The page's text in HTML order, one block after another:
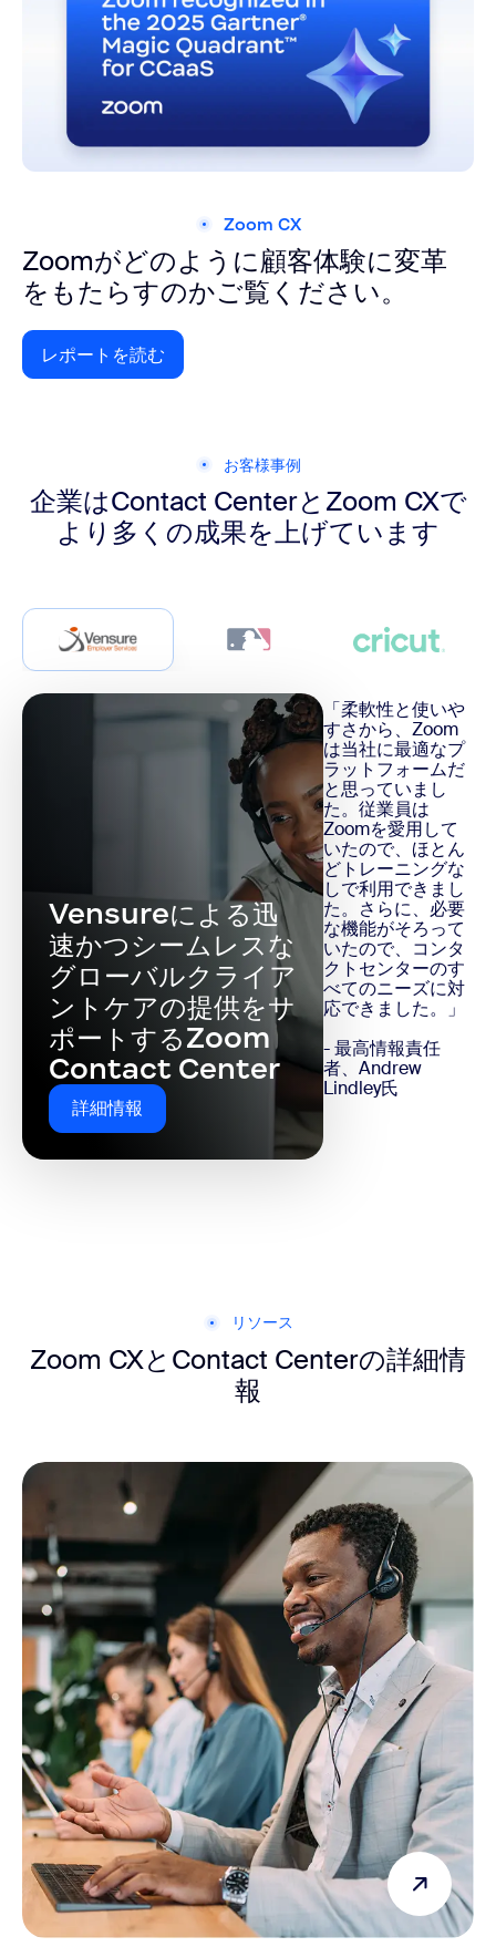
Zoom CX
Zoomがどのように顧客体験に変革
をもたらすのかご覧ください。
レポートを読むアプリや連携についての詳細を見る
お客様事例
企業はContact CenterとZoom CXで
より多くの成果を上げています
Vensureによる迅
速かつシームレスな
グローバルクライア
ントケアの提供をサ
ポートするZoom
Contact Center
詳細情報
「柔軟性と使いや
すさから、Zoom
は当社に最適なプ
ラットフォームだ
と思っていまし
た。従業員は
Zoomを愛用して
いたので、ほとん
どトレーニングな
しで利用できまし
た。さらに、必要
な機能がそろって
いたので、コンタ
クトセンターのす
べてのニーズに対
応できました。」
- 最高情報責任
者、Andrew
Lindley氏
リソース
Zoom CXとContact Centerの詳細情
報